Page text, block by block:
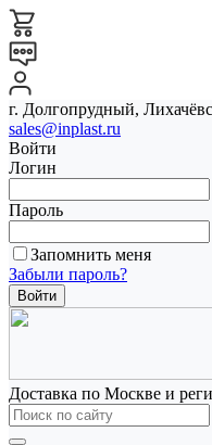
г. Долгопрудный,
sales@inplast.ru
Войти
Логин
Пароль
Запомнить меня
Забыли пароль?
Доставка по Москве и